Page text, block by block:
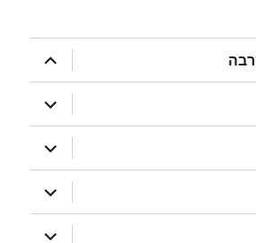
הצג
תפריט
הצג
תפריט
הצג
תפריט
הצג
תפריט
הצג